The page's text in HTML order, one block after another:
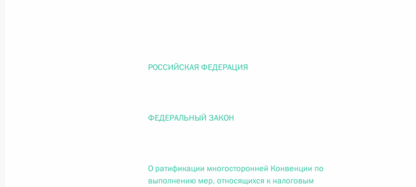
Федеральный закон от 26.07.2026 г. № 265-ФЗ
РОССИЙСКАЯ ФЕДЕРАЦИЯ
ФЕДЕРАЛЬНЫЙ ЗАКОН
О ратификации многосторонней Конвенции по
выполнению мер, относящихся к налоговым